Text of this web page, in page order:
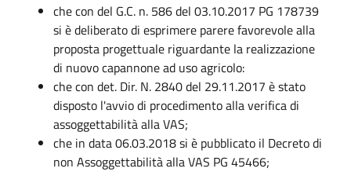
che con del G.C. n. 586 del 03.10.2017 PG 178739
si è deliberato di esprimere parere favorevole alla
proposta progettuale riguardante la realizzazione
di nuovo capannone ad uso agricolo:
che con det. Dir. N. 2840 del 29.11.2017 è stato
disposto l'avvio di procedimento alla verifica di
assoggettabilità alla VAS;
che in data 06.03.2018 si è pubblicato il Decreto di
non Assoggettabilità alla VAS PG 45466;